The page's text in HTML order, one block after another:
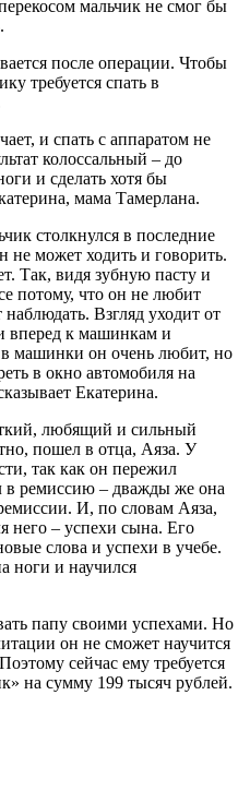
мальчик не смог бы
после операции. Чтобы
требуется спать в
и спать с аппаратом не
колоссальный – до
и сделать хотя бы
мама Тамерлана.
столкнулся в последние
может ходить и говорить.
Так, видя зубную пасту и
потому, что он не любит
Взгляд уходит от
вперед к машинкам и
машинки он очень любит, но
в окно автомобиля на
Екатерина.
любящий и сильный
пошел в отца, Аяза. У
так как он пережил
ремиссию – дважды же она
И, по словам Аяза,
него – успехи сына. Его
слова и успехи в учебе.
ноги и научился
папу своими успехами. Но
он не сможет научится
сейчас ему требуется
на сумму 199 тысяч рублей.